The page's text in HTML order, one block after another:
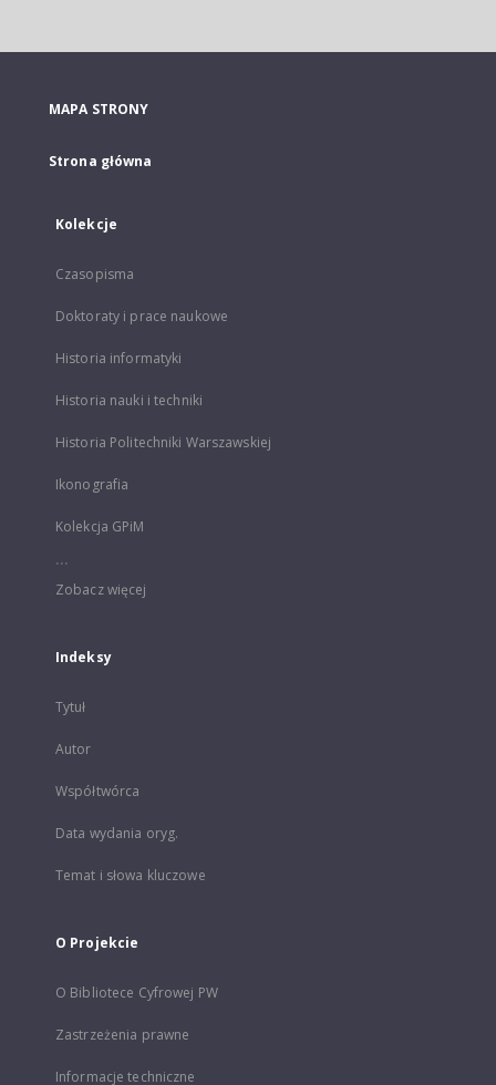
MAPA STRONY
Strona główna
Kolekcje
Czasopisma
Doktoraty i prace naukowe
Historia informatyki
Historia nauki i techniki
Historia Politechniki Warszawskiej
Ikonografia
Kolekcja GPiM
...
Zobacz więcej
Indeksy
Tytuł
Autor
Współtwórca
Data wydania oryg.
Temat i słowa kluczowe
O Projekcie
O Bibliotece Cyfrowej PW
Zastrzeżenia prawne
Informacje techniczne